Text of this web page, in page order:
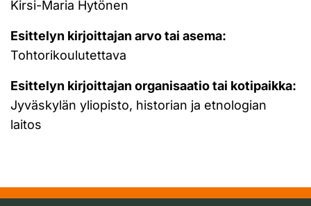
Kirsi-Maria Hytönen
Esittelyn kirjoittajan arvo tai asema:
Tohtorikoulutettava
Esittelyn kirjoittajan organisaatio tai kotipaikka:
Jyväskylän yliopisto, historian ja etnologian
laitos